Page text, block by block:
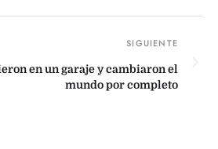
en un garaje y cambiaron el
mundo por completo